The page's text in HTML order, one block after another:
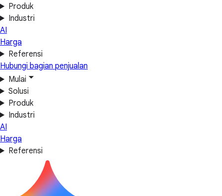
Produk
Industri
AI
Harga
Referensi
Hubungi bagian penjualan
Mulai
Solusi
Produk
Industri
AI
Harga
Referensi